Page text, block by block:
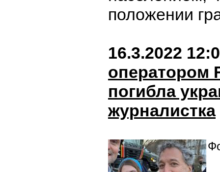
положении
16.3.2022
оператором
погибла
журналистка